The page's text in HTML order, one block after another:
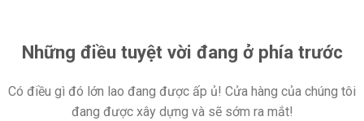
dungNhững điều tuyệt vời đang ở phía trước
Có điều gì đó lớn lao đang được ấp ủ! Cửa hàng của chúng tôi
đang được xây dựng và sẽ sớm ra mắt!